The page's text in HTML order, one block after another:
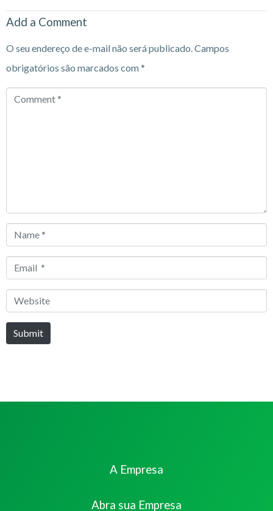
Add a Comment
O seu endereço de e-mail não será publicado.Campos
obrigatórios são marcados com*
Comment
Name
Email
Website
Submit
A Empresa
Abra sua Empresa